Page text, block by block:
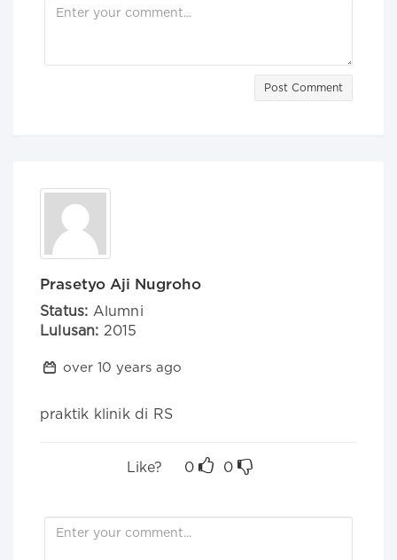
Post Comment
Prasetyo Aji Nugroho
Status: Alumni
Lulusan: 2015
over 10 years ago
praktik klinik di RS
Like? 0 0